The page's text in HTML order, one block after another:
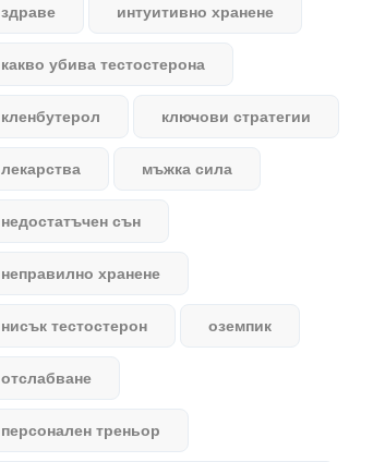
здраве интуитивно хранене
какво убива тестостерона
кленбутерол ключови стратегии
лекарства мъжка сила
недостатъчен сън
неправилно хранене
нисък тестостерон оземпик
отслабване
персонален треньор